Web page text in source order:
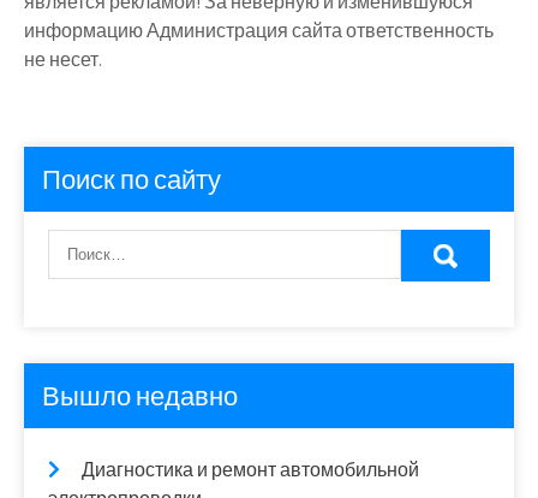
информацию Администрация сайта ответственность
не несет.
Поиск по сайту
Вышло недавно
Диагностика и ремонт автомобильной